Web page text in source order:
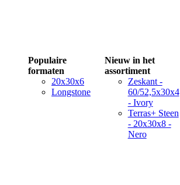
Populaire
formaten
20x30x6
Longstone
Nieuw in het
assortiment
Zeskant -
60/52,5x30x4
- Ivory
Terras+ Steen
- 20x30x8 -
Nero